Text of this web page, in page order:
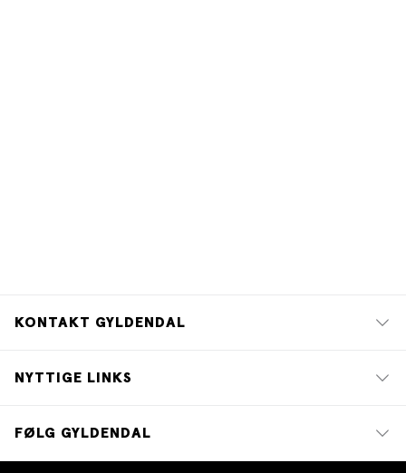
KONTAKT GYLDENDAL
NYTTIGE LINKS
FØLG GYLDENDAL